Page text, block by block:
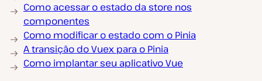
Como acessar o estado da store nos
componentes
Como modificar o estado com o Pinia
A transição do Vuex para o Pinia
Como implantar seu aplicativo Vue